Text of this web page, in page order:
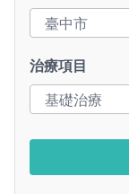
治療項目